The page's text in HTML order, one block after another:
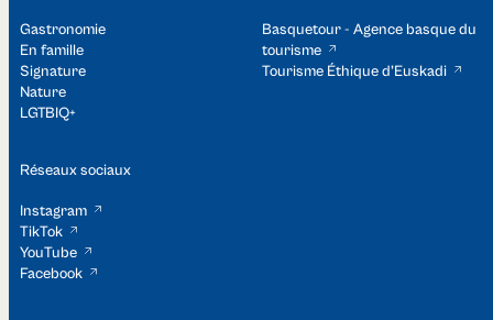
Gastronomie
En famille
Signature
Nature
LGTBIQ+
Basquetour - Agence basque du
tourisme
Tourisme Éthique d’Euskadi​
Réseaux sociaux
Instagram
TikTok
YouTube
Facebook